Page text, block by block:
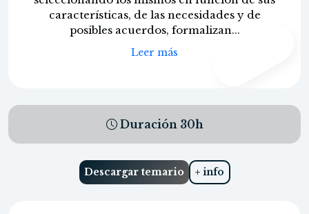
características, de las necesidades y de
posibles acuerdos, formalizan...
Leer más
Duración 30h
Descargar temario + info